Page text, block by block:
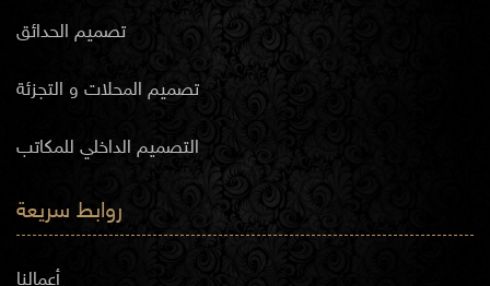
تصميم الحدائق
تصميم المحلات و التجزئة
التصميم الداخلي للمكاتب
روابط سريعة
أعمالنا